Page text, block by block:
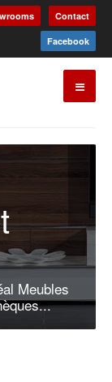
Contact
Facebook
Meubles